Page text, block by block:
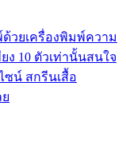
วยเครื่องพิมพ์ความ
ง 10 ตัวเท่านั้นสนใจ
ซน์ สกรีนเสื้อ